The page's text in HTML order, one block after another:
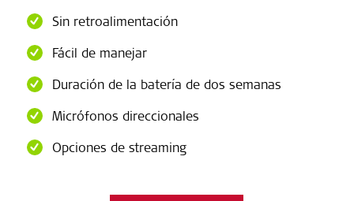
Sin retroalimentación
Fácil de manejar
Duración de la batería de dos semanas
Micrófonos direccionales
Opciones de streaming